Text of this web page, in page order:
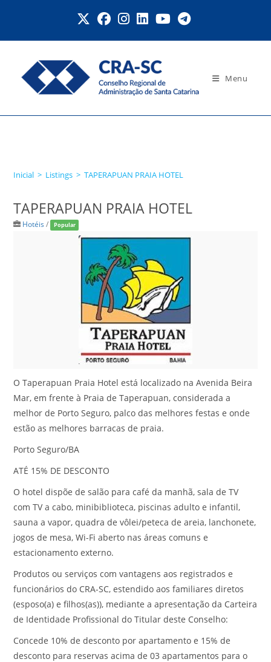
Menu
Inicial > Listings > TAPERAPUAN PRAIA HOTEL
TAPERAPUAN PRAIA HOTEL
Hotéis / Popular
O Taperapuan Praia Hotel está localizado na Avenida Beira
Mar, em frente à Praia de Taperapuan, considerada a
melhor de Porto Seguro, palco das melhores festas e onde
estão as melhores barracas de praia.
Porto Seguro/BA
ATÉ 15% DE DESCONTO
O hotel dispõe de salão para café da manhã, sala de TV
com TV a cabo, minibiblioteca, piscinas adulto e infantil,
sauna a vapor, quadra de vôlei/peteca de areia, lanchonete,
jogos de mesa, Wi-Fi aberto nas áreas comuns e
estacionamento externo.
Produtos ou serviços com vantagens aos registrados e
funcionários do CRA-SC, estendido aos familiares diretos
(esposo(a) e filhos(as)), mediante a apresentação da Carteira
de Identidade Profissional do Titular deste Conselho:
Concede 10% de desconto por apartamento e 15% de
desconto para reservas acima de 03 apartamentos para o